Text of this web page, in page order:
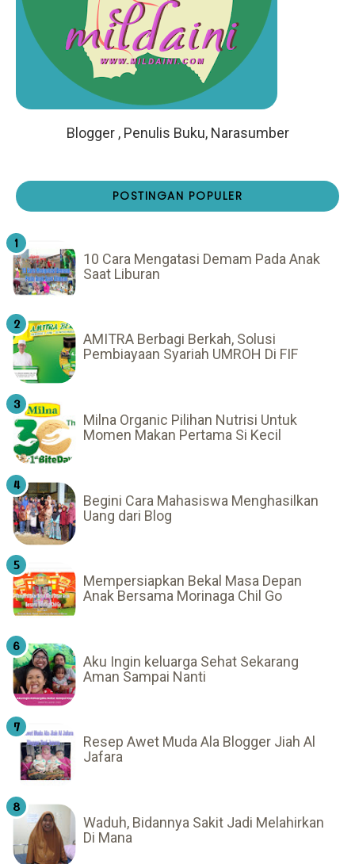
Blogger , Penulis Buku, Narasumber
POSTINGAN POPULER
10 Cara Mengatasi Demam Pada Anak
Saat Liburan
AMITRA Berbagi Berkah, Solusi
Pembiayaan Syariah UMROH Di FIF
Milna Organic Pilihan Nutrisi Untuk
Momen Makan Pertama Si Kecil
Begini Cara Mahasiswa Menghasilkan
Uang dari Blog
Mempersiapkan Bekal Masa Depan
Anak Bersama Morinaga Chil Go
Aku Ingin keluarga Sehat Sekarang
Aman Sampai Nanti
Resep Awet Muda Ala Blogger Jiah Al
Jafara
Waduh, Bidannya Sakit Jadi Melahirkan
Di Mana